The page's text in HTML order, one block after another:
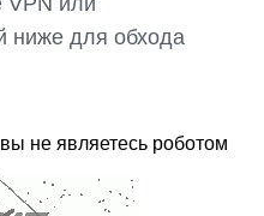
ниже для обхода
не являетесь роботом